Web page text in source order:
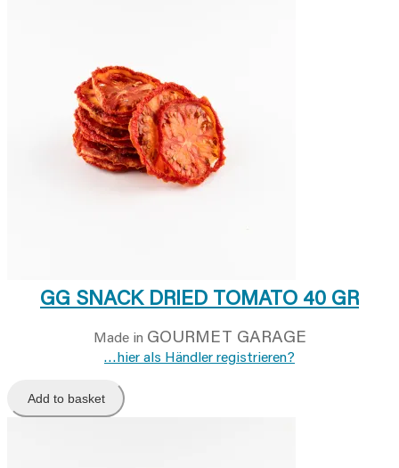
GG SNACK DRIED TOMATO 40 GR
Made in GOURMET GARAGE
…hier als Händler registrieren?
Add to basket